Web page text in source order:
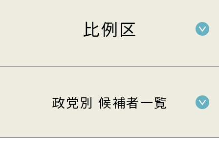
比例区
政党別 候補者一覧